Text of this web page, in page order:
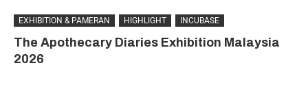
EXHIBITION & PAMERAN HIGHLIGHT INCUBASE
The Apothecary Diaries Exhibition Malaysia
2026